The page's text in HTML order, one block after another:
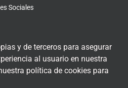
Sociales
contratación
y de terceros para asegurar
al usuario en nuestra
política de cookies para